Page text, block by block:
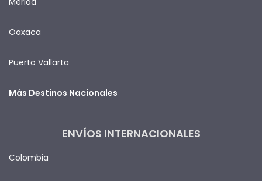
Oaxaca
Puerto Vallarta
Más Destinos Nacionales
ENVÍOS INTERNACIONALES
Colombia